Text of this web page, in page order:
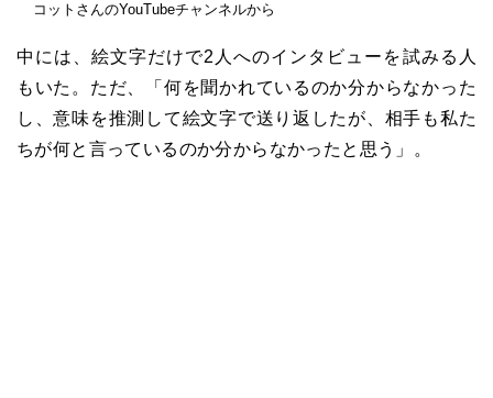
コットさんのYouTubeチャンネルから
中には、絵文字だけで2人へのインタビューを試みる人
もいた。ただ、「何を聞かれているのか分からなかった
し、意味を推測して絵文字で送り返したが、相手も私た
ちが何と言っているのか分からなかったと思う」。